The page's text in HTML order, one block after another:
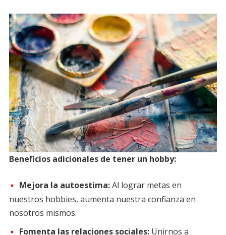
Beneficios adicionales de tener un hobby:
Mejora la autoestima:Al lograr metas en
nuestros hobbies, aumenta nuestra confianza en
nosotros mismos.
Fomenta las relaciones sociales:Unirnos a